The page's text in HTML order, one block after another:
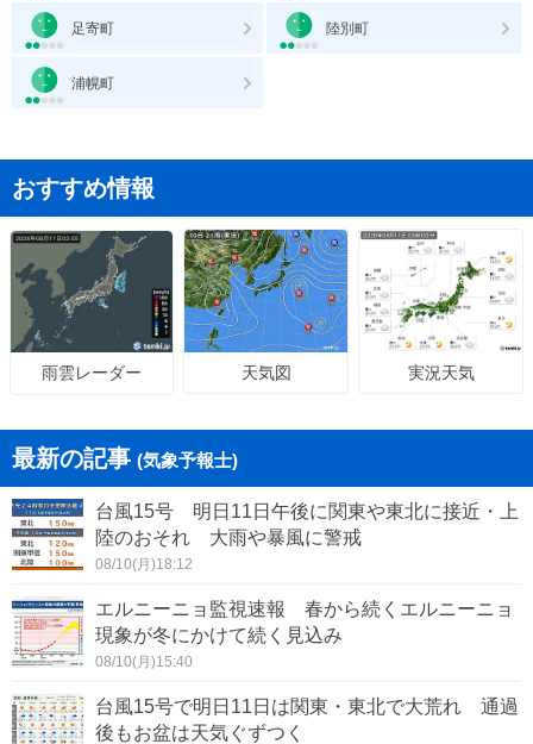
足寄町 陸別町
浦幌町
おすすめ情報
雨雲レーダー 天気図 実況天気
最新の記事 (気象予報士)
台風15号 明日11日午後に関東や東北に接近・上
陸のおそれ 大雨や暴風に警戒
08/10(月)18:12
エルニーニョ監視速報 春から続くエルニーニョ
現象が冬にかけて続く見込み
08/10(月)15:40
台風15号で明日11日は関東・東北で大荒れ 通過
後もお盆は天気ぐずつく